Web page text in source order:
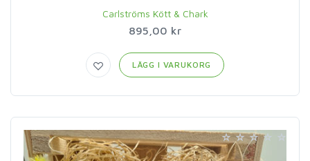
Carlströms Kött & Chark
895,00 kr
LÄGG I VARUKORG